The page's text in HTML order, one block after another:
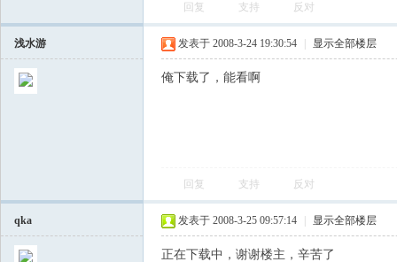
友
会
回复 支持 反对
浅水游 发表于 2008-3-24 19:30:54 显示全部楼层
俺下载了，能看啊
回复 支持 反对
qka 发表于 2008-3-25 09:57:14 显示全部楼层
正在下载中，谢谢楼主，辛苦了